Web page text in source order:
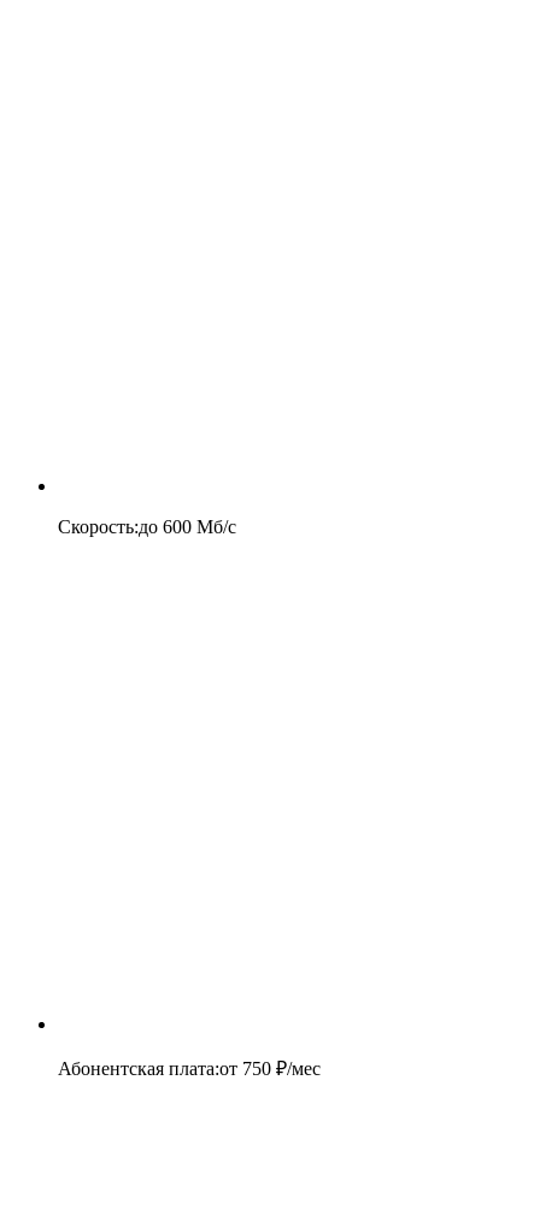
Скорость:до 600 Мб/c
Абонентская плата:от 750 ₽/мес